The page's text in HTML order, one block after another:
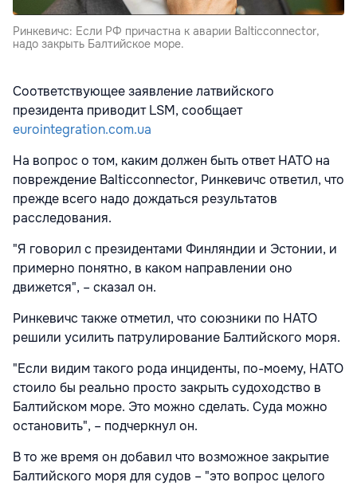
Ринкевичс: Если РФ причастна к аварии Balticconnector,
надо закрыть Балтийское море.
Соответствующее заявление латвийского
президента приводит LSM, сообщает
eurointegration.com.ua
На вопрос о том, каким должен быть ответ НАТО на
повреждение Balticconnector, Ринкевичс ответил, что
прежде всего надо дождаться результатов
расследования.
"Я говорил с президентами Финляндии и Эстонии, и
примерно понятно, в каком направлении оно
движется", – сказал он.
Ринкевичс также отметил, что союзники по НАТО
решили усилить патрулирование Балтийского моря.
"Если видим такого рода инциденты, по-моему, НАТО
стоило бы реально просто закрыть судоходство в
Балтийском море. Это можно сделать. Суда можно
остановить", – подчеркнул он.
В то же время он добавил что возможное закрытие
Балтийского моря для судов – "это вопрос целого